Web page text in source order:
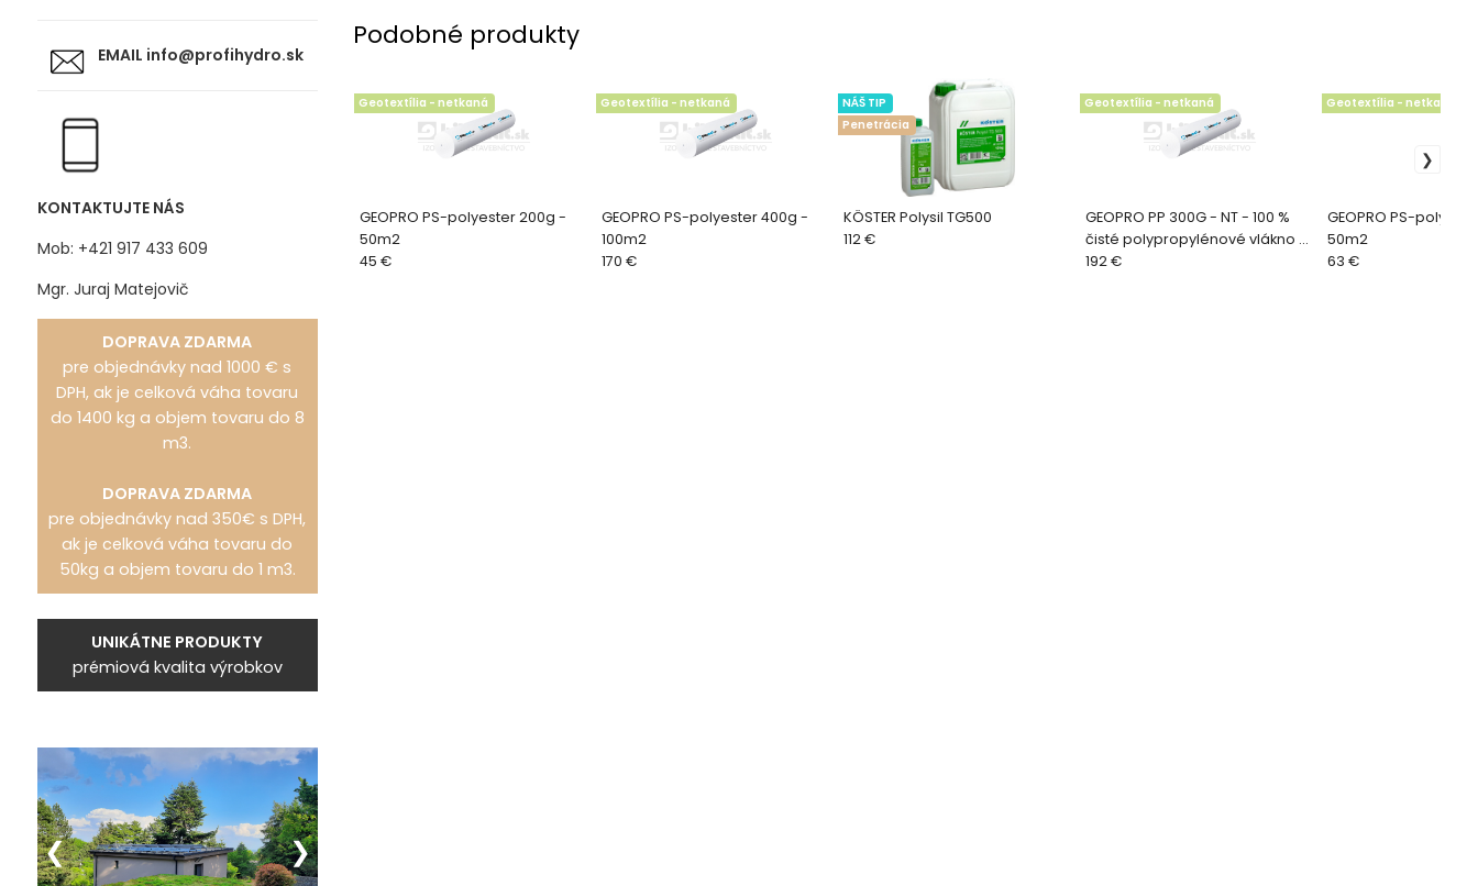
EMAIL info@profihydro.sk
KONTAKTUJTE NÁS
Mob: +421 917 433 609
Mgr. Juraj Matejovič
DOPRAVA ZDARMA
pre objednávky nad 1000 € s
DPH, ak je celková váha tovaru
do 1400 kg a objem tovaru do 8
m3.
DOPRAVA ZDARMA
pre objednávky nad 350€ s DPH,
ak je celková váha tovaru do
50kg a objem tovaru do 1 m3.
UNIKÁTNE PRODUKTY
prémiová kvalita výrobkov
Podobné produkty
GEOPRO PS-polyester 200g -
50m2
Geotextília - netkaná
45 €
GEOPRO PS-polyester 400g -
100m2
Geotextília - netkaná
170 €
KÖSTER Polysil TG500
NÁŠ TIP
Penetrácia
112 €
GEOPRO PP 300G - NT - 100 %
čisté polypropylénové vlákno -
100m2
Geotextília - netkaná
192 €
GEOPRO PS-
50m2
Geotextília - netkaná
63 €